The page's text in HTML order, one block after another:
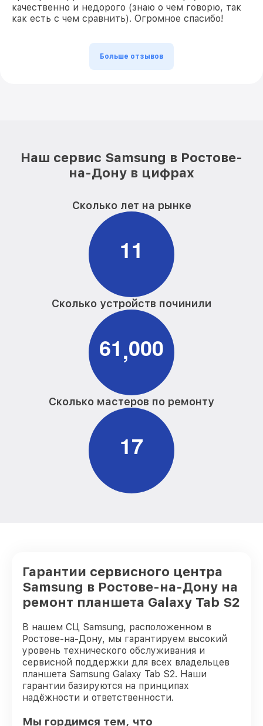
качественно и недорого (знаю о чем говорю, так
как есть с чем сравнить). Огромное спасибо!
Больше отзывов
Наш сервис Samsung в Ростове-
на-Дону в цифрах
Сколько лет на рынке
11
Сколько устройств починили
61,000
Сколько мастеров по ремонту
17
Гарантии сервисного центра
Samsung в Ростове-на-Дону на
ремонт планшета Galaxy Tab S2
В нашем СЦ Samsung, расположенном в
Ростове-на-Дону, мы гарантируем высокий
уровень технического обслуживания и
сервисной поддержки для всех владельцев
планшета Samsung Galaxy Tab S2. Наши
гарантии базируются на принципах
надёжности и ответственности.
Мы гордимся тем, что